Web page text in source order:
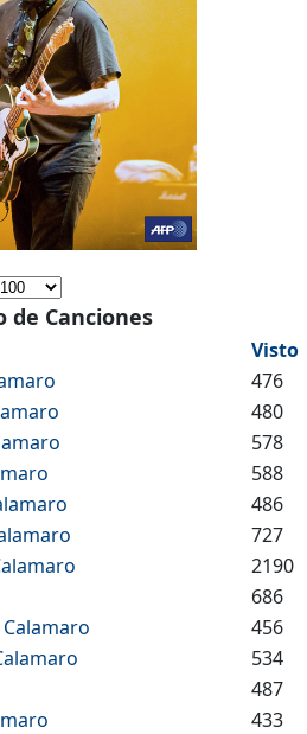
de Canciones
Visto
476
480
578
588
486
727
2190
686
456
534
487
433